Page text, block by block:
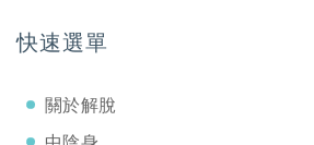
快速選單
關於解脫